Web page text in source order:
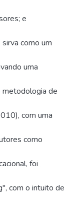
e
como um
uma
metodologia de
com uma
como
foi
com o intuito de